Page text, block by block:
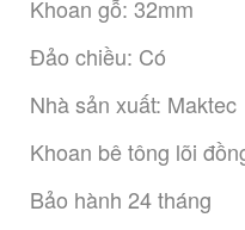
Khoan gỗ: 32mm
Đảo chiều: Có
Nhà sản xuất: Maktec
Khoan bê tông lõi
Bảo hành 24 tháng